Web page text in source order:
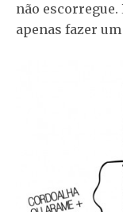
não escorregue.
apenas fazer